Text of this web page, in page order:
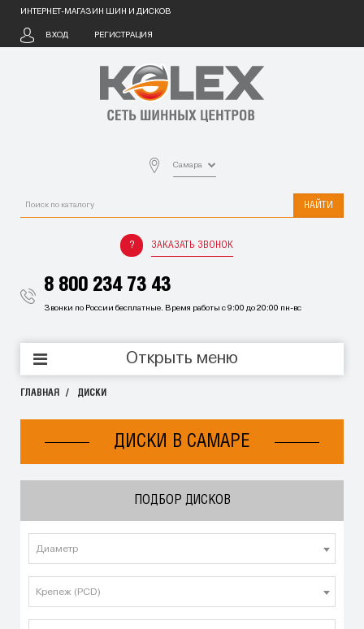
ИНТЕРНЕТ-МАГАЗИН ШИН И ДИСКОВ
ВХОД РЕГИСТРАЦИЯ
Самара
НАЙТИ
ЗАКАЗАТЬ ЗВОНОК
8 800 234 73 43
Звонки по России бесплатные. Время работы с 9:00 до 20:00 пн-вс
Открыть меню
ГЛАВНАЯ ДИСКИ
ДИСКИ В САМАРЕ
ПОДБОР ДИСКОВ
Диаметр
Крепеж (PCD)